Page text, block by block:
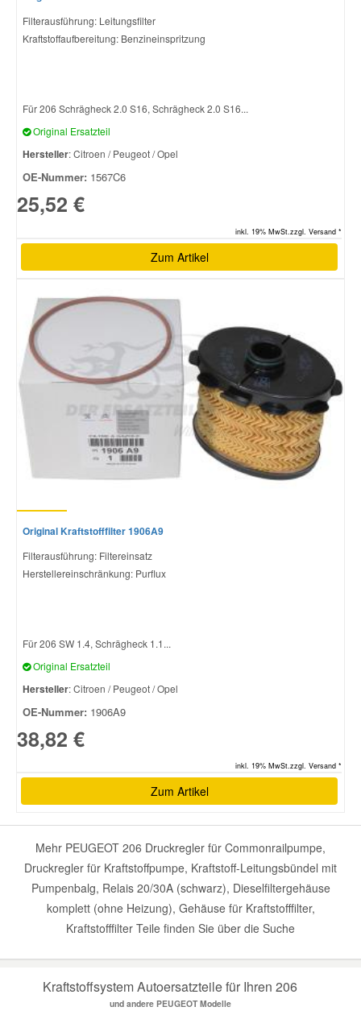
Filterausführung: Leitungsfilter
Kraftstoffaufbereitung: Benzineinspritzung
Für 206 Schrägheck 2.0 S16, Schrägheck 2.0 S16...
Original Ersatzteil
Hersteller: Citroen / Peugeot / Opel
OE-Nummer: 1567C6
25,52 €
inkl. 19% MwSt.zzgl. Versand *
Zum Artikel
Original Kraftstofffilter 1906A9
Filterausführung: Filtereinsatz
Herstellereinschränkung: Purflux
Für 206 SW 1.4, Schrägheck 1.1...
Original Ersatzteil
Hersteller: Citroen / Peugeot / Opel
OE-Nummer: 1906A9
38,82 €
inkl. 19% MwSt.zzgl. Versand *
Zum Artikel
Mehr PEUGEOT 206 Druckregler für Commonrailpumpe,
Druckregler für Kraftstoffpumpe, Kraftstoff-Leitungsbündel mit
Pumpenbalg, Relais 20/30A (schwarz), Dieselfiltergehäuse
komplett (ohne Heizung), Gehäuse für Kraftstofffilter,
Kraftstofffilter Teile finden Sie über die Suche
Kraftstoffsystem Autoersatzteile für Ihren 206
und andere PEUGEOT Modelle